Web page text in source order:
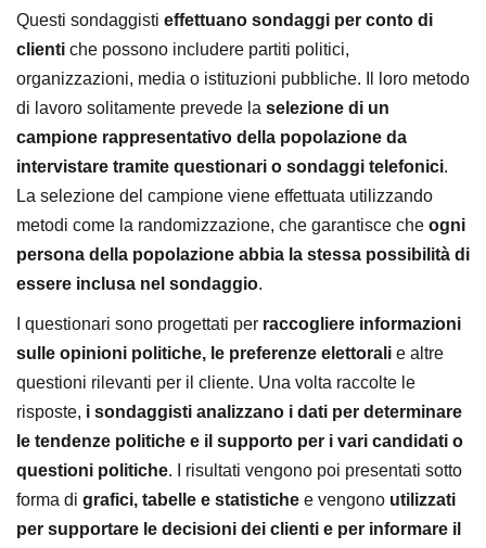
Questi sondaggisti effettuano sondaggi per conto di
clienti che possono includere partiti politici,
organizzazioni, media o istituzioni pubbliche. Il loro metodo
di lavoro solitamente prevede la selezione di un
campione rappresentativo della popolazione da
intervistare tramite questionari o sondaggi telefonici.
La selezione del campione viene effettuata utilizzando
metodi come la randomizzazione, che garantisce che ogni
persona della popolazione abbia la stessa possibilità di
essere inclusa nel sondaggio.
I questionari sono progettati per raccogliere informazioni
sulle opinioni politiche, le preferenze elettorali e altre
questioni rilevanti per il cliente. Una volta raccolte le
risposte, i sondaggisti analizzano i dati per determinare
le tendenze politiche e il supporto per i vari candidati o
questioni politiche. I risultati vengono poi presentati sotto
forma di grafici, tabelle e statistiche e vengono utilizzati
per supportare le decisioni dei clienti e per informare il